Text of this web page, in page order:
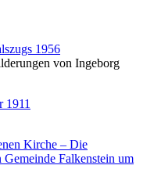
1956
von Ingeborg
1911
Kirche – Die
Falkenstein um